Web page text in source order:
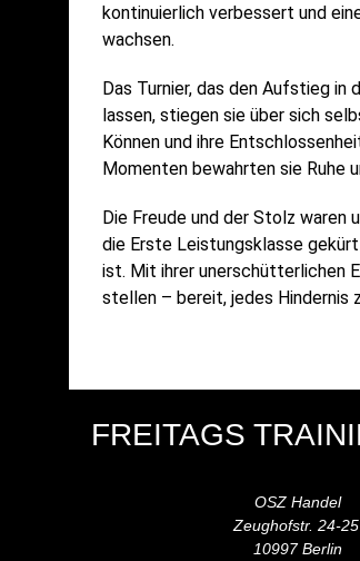
kontinuierlich verbessert und
wachsen.
Das Turnier, das den Aufstieg
lassen, stiegen sie über sich
Können und ihre
Momenten bewahrten sie Ruhe
Die Freude und der Stolz waren
die Erste Leistungsklasse
ist. Mit ihrer unerschütterlichen
stellen – bereit, jedes Hindernis
FREITAGS
OSZ Handel
Zeughofstr. 24-25
10997 Berlin